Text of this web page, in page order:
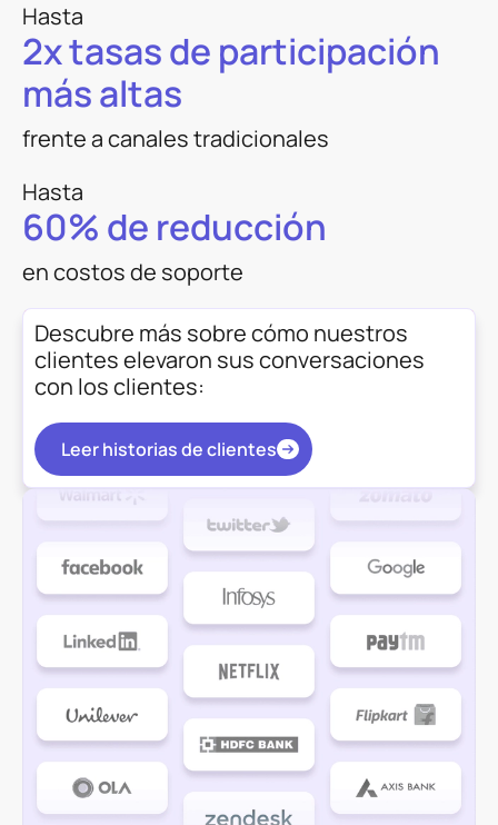
Hasta
2x tasas de participación
más altas
frente a canales tradicionales
Hasta
60% de reducción
en costos de soporte
Descubre más sobre cómo nuestros
clientes elevaron sus conversaciones
con los clientes:
Leer historias de clientes